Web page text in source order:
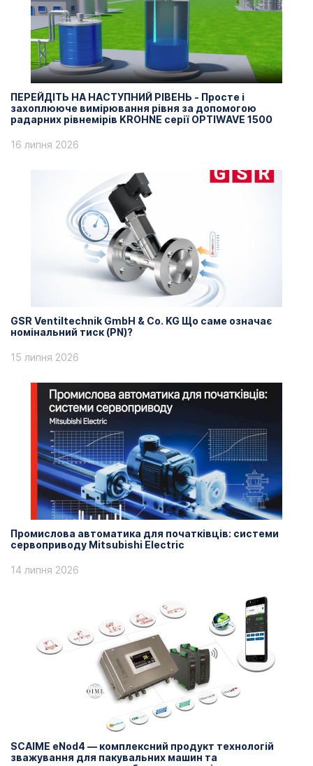
ПЕРЕЙДІТЬ НА НАСТУПНИЙ РІВЕНЬ - Просте і
захоплююче вимірювання рівня за допомогою
радарних рівнемірів KROHNE серії OPTIWAVE 1500
16 липня 2026
GSR Ventiltechnik GmbH & Co. KG Що саме означає
номінальний тиск (PN)?
15 липня 2026
Промислова автоматика для початківців: системи
сервоприводу Mitsubishi Electric
14 липня 2026
SCAIME eNod4 — комплексний продукт технологій
зважування для пакувальних машин та